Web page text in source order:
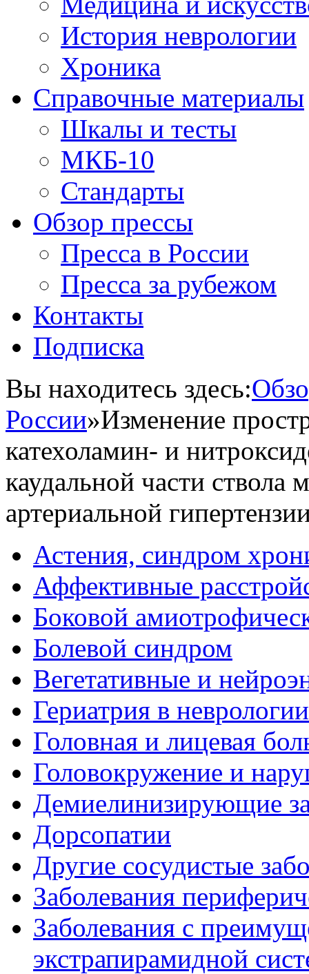
История неврологии
Хроника
Справочные материалы
Шкалы и тесты
МКБ-10
Стандарты
Обзор прессы
Пресса в России
Пресса за рубежом
Контакты
Подписка
Вы находитесь здесь:
России»Изменение
катехоламин- и
каудальной части ствола
артериальной
Астения, синдром
Аффективные
Боковой
Болевой синдром
Вегетативные и
Гериатрия в неврологии
Головная и лицевая
Головокружение и
Демиелинизирующие
Дорсопатии
Другие сосудистые
Заболевания
Заболевания с
экстрапирамидной